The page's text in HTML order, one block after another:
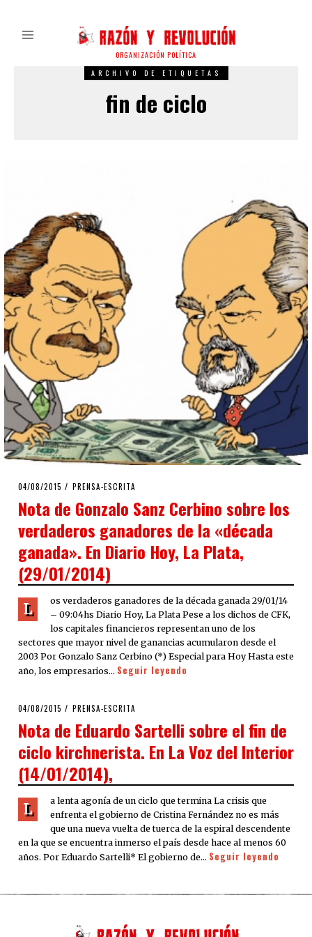
ORGANIZACIÓN POLÍTICA
ARCHIVO DE ETIQUETAS
fin de ciclo
POSTED
04/08/2015 04/08/2015
PRENSA-ESCRITA
Nota de Gonzalo Sanz Cerbino sobre los
verdaderos ganadores de la «década
ganada». En Diario Hoy, La Plata,
(29/01/2014)
L
os verdaderos ganadores de la década ganada 29/01/14
– 09:04hs Diario Hoy, La Plata Pese a los dichos de CFK,
los capitales financieros representan uno de los
sectores que mayor nivel de ganancias acumularon desde el
2003 Por Gonzalo Sanz Cerbino (*) Especial para Hoy Hasta este
año, los empresarios… Seguir leyendo
POSTED
04/08/2015 PRENSA-ESCRITA
Nota de Eduardo Sartelli sobre el fin de
ciclo kirchnerista. En La Voz del Interior
(14/01/2014),
L
a lenta agonía de un ciclo que termina La crisis que
enfrenta el gobierno de Cristina Fernández no es más
que una nueva vuelta de tuerca de la espiral descendente
en la que se encuentra inmerso el país desde hace al menos 60
años. Por Eduardo Sartelli* El gobierno de… Seguir leyendo